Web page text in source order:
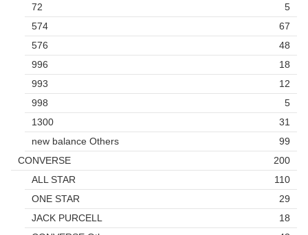
72
5
574
67
576
48
996
18
993
12
998
5
1300
31
new balance Others
99
CONVERSE
200
ALL STAR
110
ONE STAR
29
JACK PURCELL
18